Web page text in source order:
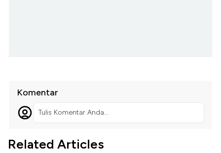
Komentar
Tulis Komentar Anda...
Related Articles